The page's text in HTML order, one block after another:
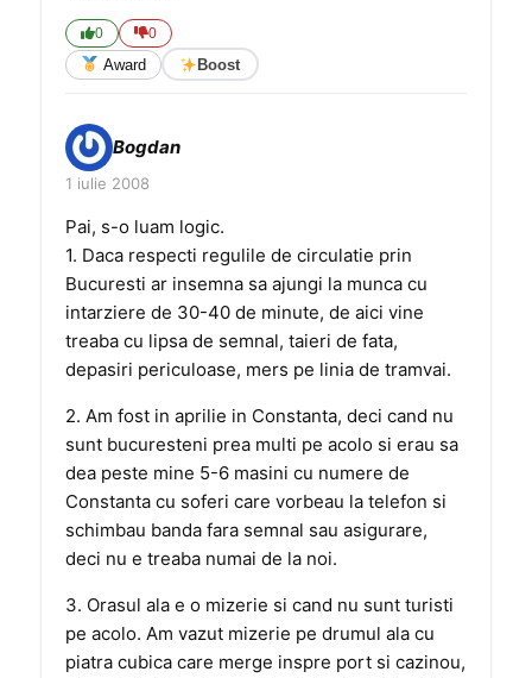
0 0
Award Boost
Bogdan
1 iulie 2008
Pai, s-o luam logic.
1. Daca respecti regulile de circulatie prin
Bucuresti ar insemna sa ajungi la munca cu
intarziere de 30-40 de minute, de aici vine
treaba cu lipsa de semnal, taieri de fata,
depasiri periculoase, mers pe linia de tramvai.
2. Am fost in aprilie in Constanta, deci cand nu
sunt bucuresteni prea multi pe acolo si erau sa
dea peste mine 5-6 masini cu numere de
Constanta cu soferi care vorbeau la telefon si
schimbau banda fara semnal sau asigurare,
deci nu e treaba numai de la noi.
3. Orasul ala e o mizerie si cand nu sunt turisti
pe acolo. Am vazut mizerie pe drumul ala cu
piatra cubica care merge inspre port si cazinou,